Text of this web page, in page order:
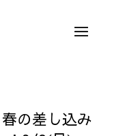
の差し込み